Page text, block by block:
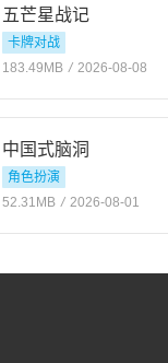
五芒星战记
卡牌对战
183.49MB / 2026-08-08
中国式脑洞
角色扮演
52.31MB / 2026-08-01